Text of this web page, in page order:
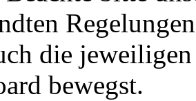
die
bewegst.